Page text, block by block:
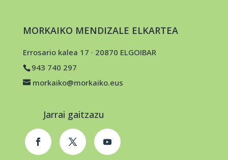
MORKAIKO MENDIZALE ELKARTEA
Errosario kalea 17 · 20870 ELGOIBAR
943 740 297
morkaiko@morkaiko.eus
Jarrai gaitzazu